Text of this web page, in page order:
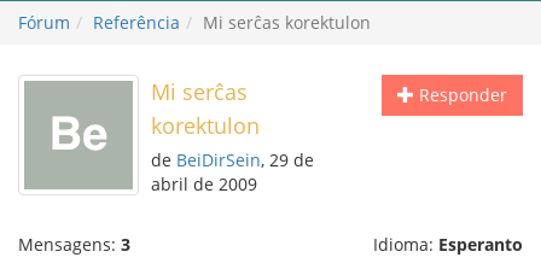
Fórum Referência Mi serĉas korektulon
Responder
Mi serĉas
korektulon
de BeiDirSein, 29 de
abril de 2009
Mensagens: 3 Idioma: Esperanto